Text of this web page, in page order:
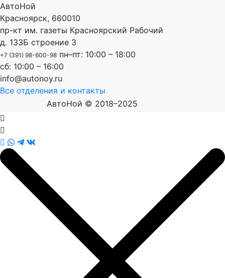
АвтоНой
Красноярск, 660010
пр-кт им. газеты Красноярский Рабочий
д. 133Б строение 3
+7 (391) 98-600-98 пн–пт: 10:00 – 18:00
сб: 10:00 – 16:00
info@autonoy.ru
Все отделения и контакты
АвтоНой © 2018–2025